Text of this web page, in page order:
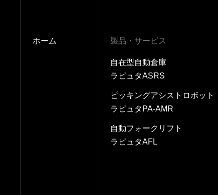
ホーム 製品・サービス
自在型自動倉庫
ラピュタASRS
ピッキングアシストロボット
ラピュタPA-AMR
自動フォークリフト
ラピュタAFL